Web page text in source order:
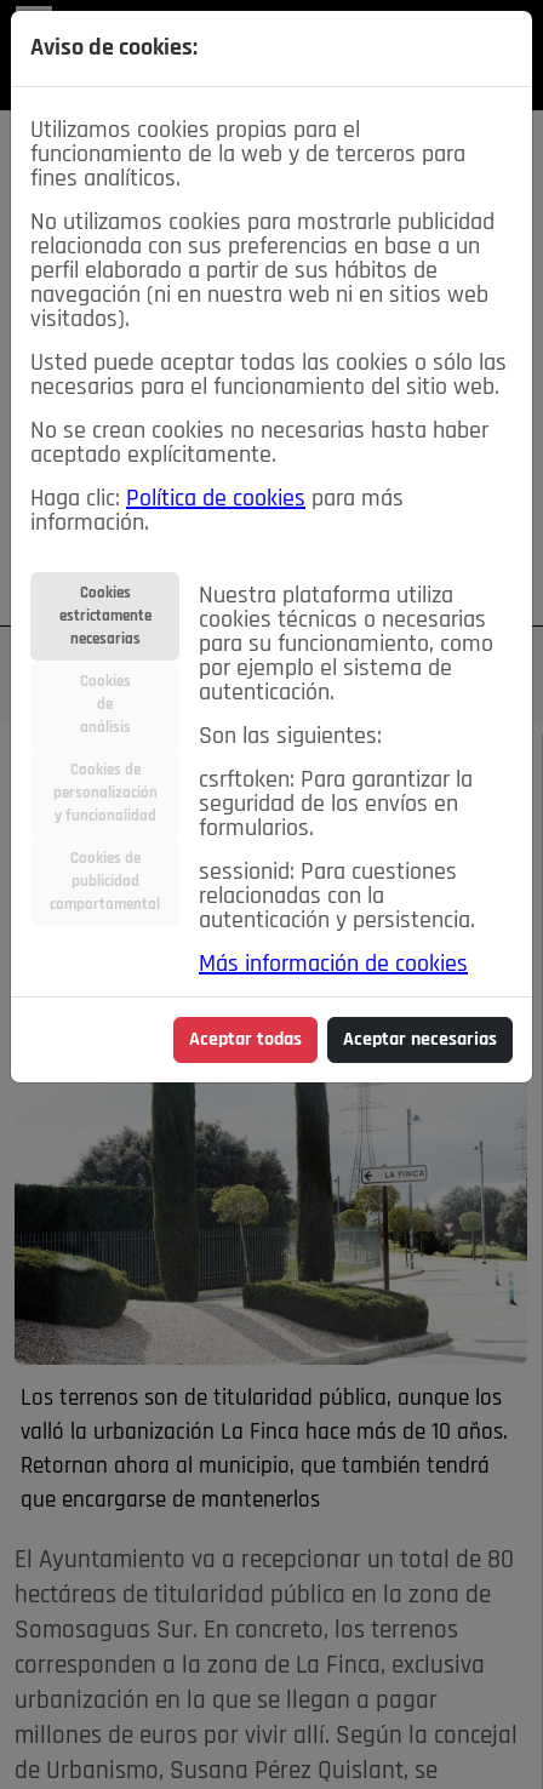
SECCIONES
descarga esta
REVISTA
≡NOTICIAS
NOTICIAS SERVICIOS DE INTERÉS
TABLÓN DE ANUNCIOS MIS ANUNCIOS CONTACTO
NOSOTROS
Su cuenta Regístrese ¿Olvidó su contraseña?
ABRIL 2013 / ACTUALIDAD
Más zonas verdes
para Pozuelo
Los terrenos son de titularidad pública, aunque los
valló la urbanización La Finca hace más de 10 años.
Retornan ahora al municipio, que también tendrá
que encargarse de mantenerlos
El Ayuntamiento va a recepcionar un total de 80
hectáreas de titularidad pública en la zona de
Somosaguas Sur. En concreto, los terrenos
corresponden a la zona de La Finca, exclusiva
urbanización en la que se llegan a pagar
millones de euros por vivir allí. Según la concejal
de Urbanismo, Susana Pérez Quislant, se
Aviso de cookies:
Utilizamos cookies propias para el
funcionamiento de la web y de terceros para
fines analíticos.
No utilizamos cookies para mostrarle publicidad
relacionada con sus preferencias en base a un
perfil elaborado a partir de sus hábitos de
navegación (ni en nuestra web ni en sitios web
visitados).
Usted puede aceptar todas las cookies o sólo las
necesarias para el funcionamiento del sitio web.
No se crean cookies no necesarias hasta haber
aceptado explícitamente.
Haga clic: Política de cookies para más
información.
Cookies
estrictamente
necesarias
Cookies
de
análisis
Cookies de
personalización
y funcionalidad
Cookies de
publicidad
comportamental
Nuestra plataforma utiliza
cookies técnicas o necesarias
para su funcionamiento, como
por ejemplo el sistema de
autenticación.
Son las siguientes:
csrftoken: Para garantizar la
seguridad de los envíos en
formularios.
sessionid: Para cuestiones
relacionadas con la
autenticación y persistencia.
Más información de cookies
Aceptar todas Aceptar necesarias